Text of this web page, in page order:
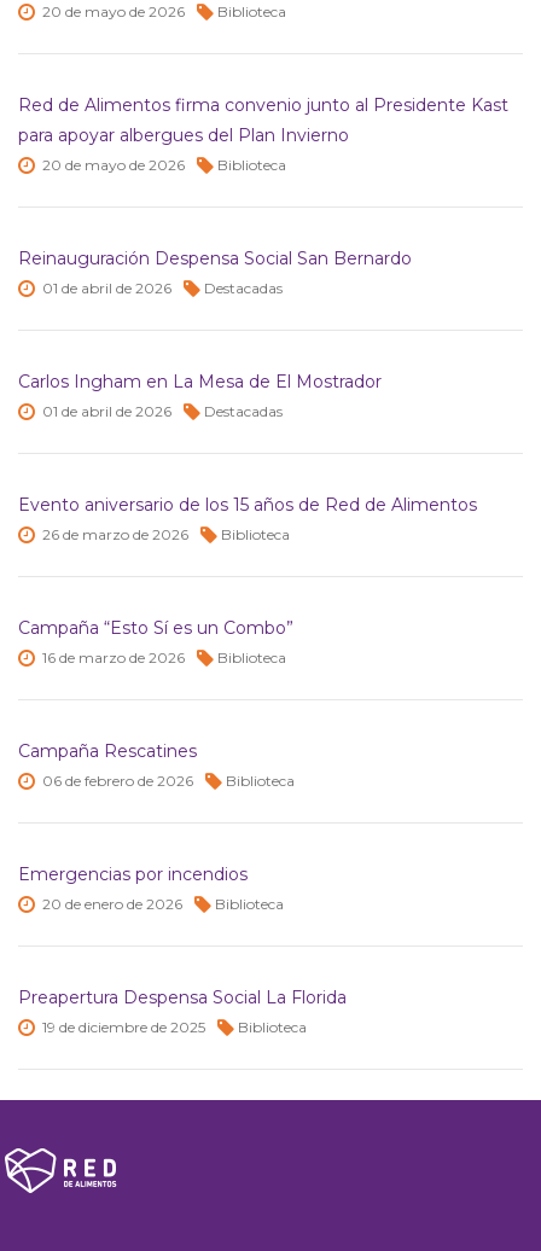
20 de mayo de 2026 Biblioteca
Red de Alimentos firma convenio junto al Presidente Kast
para apoyar albergues del Plan Invierno
20 de mayo de 2026 Biblioteca
Reinauguración Despensa Social San Bernardo
01 de abril de 2026 Destacadas
Carlos Ingham en La Mesa de El Mostrador
01 de abril de 2026 Destacadas
Evento aniversario de los 15 años de Red de Alimentos
26 de marzo de 2026 Biblioteca
Campaña “Esto Sí es un Combo”
16 de marzo de 2026 Biblioteca
Campaña Rescatines
06 de febrero de 2026 Biblioteca
Emergencias por incendios
20 de enero de 2026 Biblioteca
Preapertura Despensa Social La Florida
19 de diciembre de 2025 Biblioteca